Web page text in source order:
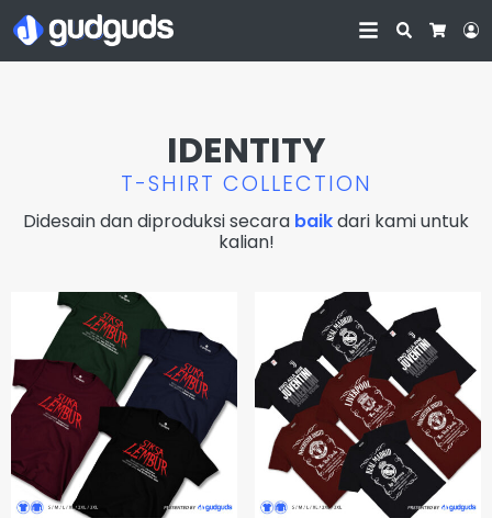
Search
IDENTITY
T-SHIRT COLLECTION
Didesain dan diproduksi secara baikdari kami untuk
kalian!